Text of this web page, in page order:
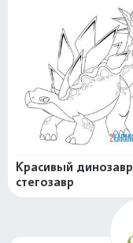
Красивый динозавр
стегозавр